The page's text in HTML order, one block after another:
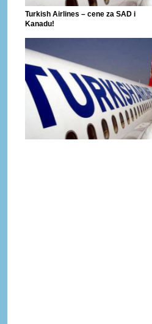
Turkish Airlines – cene za SAD i
Kanadu!